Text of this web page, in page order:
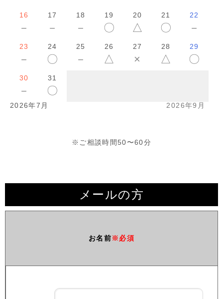
16
－
17
－
18
－
19
〇
20
△
21
〇
22
－
23
－
24
〇
25
－
26
△
27
×
28
△
29
〇
30
－
31
〇
2026年7月 2026年9月
※ご相談時間50〜60分
メールの方
お名前 ※必須